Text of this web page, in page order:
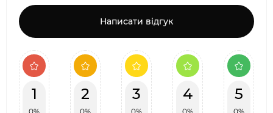
Написати відгук
1 2 3 4 5